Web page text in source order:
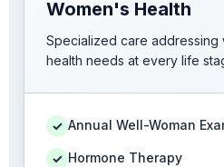
Women's Health
Specialized care addressing
health needs at every life
✓ Annual Well-Woman
✓ Hormone Therapy